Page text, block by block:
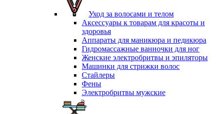
Уход за волосами и телом
Аксессуары к товарам для красоты и
здоровья
Аппараты для маникюра и педикюра
Гидромассажные ванночки для ног
Женские электробритвы и эпиляторы
Машинки для стрижки волос
Стайлеры
Фены
Электробритвы мужские